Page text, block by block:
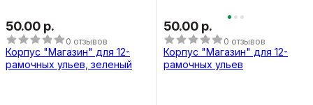
50.00 р.
0 отзывов
Корпус "Магазин" для 12-
рамочных ульев, зеленый
50.00 р.
0 отзывов
Корпус "Магазин" для 12-
рамочных ульев